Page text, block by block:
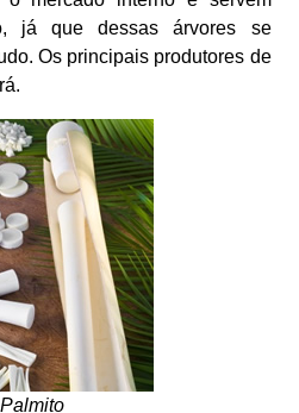
já que dessas árvores se
Os principais produtores de
Palmito